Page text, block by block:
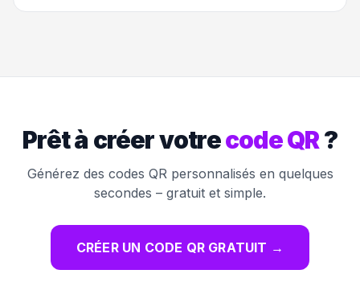
Prêt à créer votrecode QR?
Générez des codes QR personnalisés en quelques
secondes – gratuit et simple.
CRÉER UN CODE QR GRATUIT →